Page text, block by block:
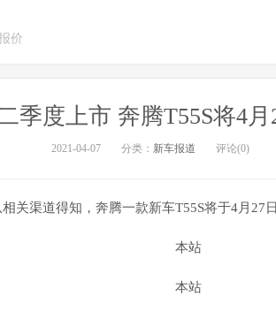
价
季度上市 奔腾T55S将4
2021-04-07 分类： 新车报道 评论(0)
关渠道得知，奔腾一款新车T55S将于4月27